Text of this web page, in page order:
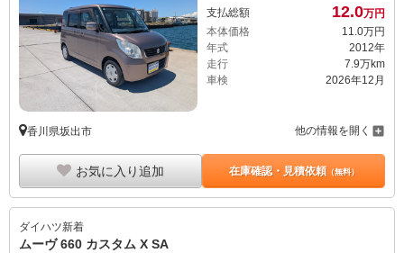
支払総額 12.0万円
本体価格
11. 0万円
年式
2012年
走行
7.9万km
車検
2026年12月
香川県坂出市 他の情報を開く
お気に入り追加 在庫確認・見積依頼（無料）
ダイハツ新着
ムーヴ 660 カスタム X SA